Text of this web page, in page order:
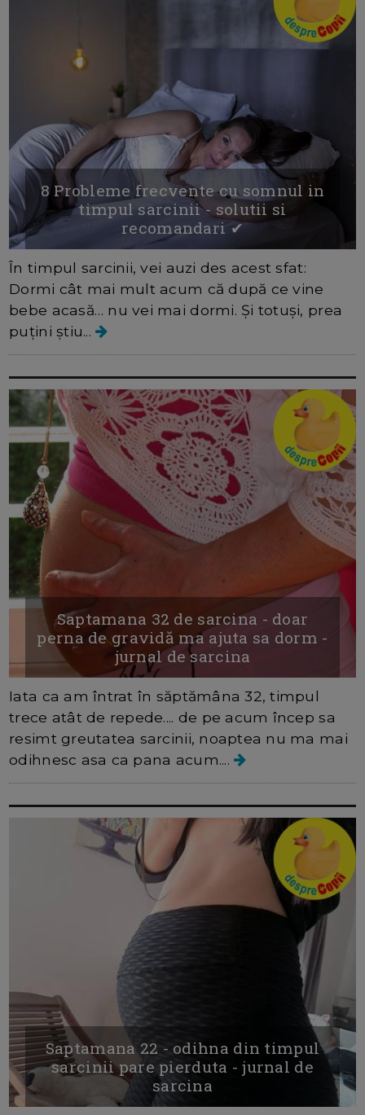
8 Probleme frecvente cu somnul in
timpul sarcinii - solutii si
recomandari ✔
În timpul sarcinii, vei auzi des acest sfat:
Dormi cât mai mult acum că după ce vine
bebe acasă… nu vei mai dormi. Și totuși, prea
puțini știu...
Saptamana 32 de sarcina - doar
perna de gravidă ma ajuta sa dorm -
jurnal de sarcina
Iata ca am întrat în săptămâna 32, timpul
trece atât de repede.... de pe acum încep sa
resimt greutatea sarcinii, noaptea nu ma mai
odihnesc asa ca pana acum....
Saptamana 22 - odihna din timpul
sarcinii pare pierduta - jurnal de
sarcina